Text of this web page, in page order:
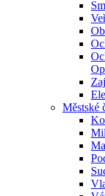
Městské